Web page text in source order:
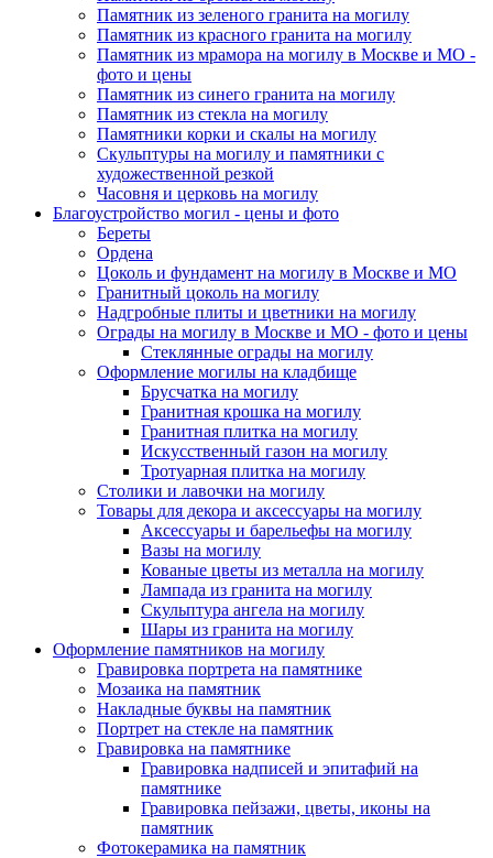
Памятник из зеленого гранита на могилу
Памятник из красного гранита на могилу
Памятник из мрамора на могилу в Москве и МО -
фото и цены
Памятник из синего гранита на могилу
Памятник из стекла на могилу
Памятники корки и скалы на могилу
Скульптуры на могилу и памятники с
художественной резкой
Часовня и церковь на могилу
Благоустройство могил - цены и фото
Береты
Ордена
Цоколь и фундамент на могилу в Москве и МО
Гранитный цоколь на могилу
Надгробные плиты и цветники на могилу
Ограды на могилу в Москве и МО - фото и цены
Стеклянные ограды на могилу
Оформление могилы на кладбище
Брусчатка на могилу
Гранитная крошка на могилу
Гранитная плитка на могилу
Искусственный газон на могилу
Тротуарная плитка на могилу
Столики и лавочки на могилу
Товары для декора и аксессуары на могилу
Аксессуары и барельефы на могилу
Вазы на могилу
Кованые цветы из металла на могилу
Лампада из гранита на могилу
Скульптура ангела на могилу
Шары из гранита на могилу
Оформление памятников на могилу
Гравировка портрета на памятнике
Мозаика на памятник
Накладные буквы на памятник
Портрет на стекле на памятник
Гравировка на памятнике
Гравировка надписей и эпитафий на
памятнике
Гравировка пейзажи, цветы, иконы на
памятник
Фотокерамика на памятник